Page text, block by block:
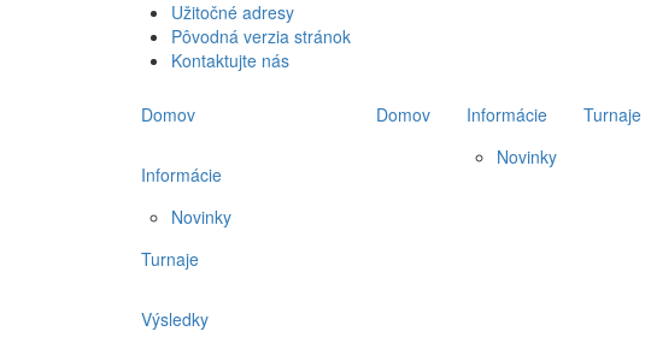
Užitočné adresy
Pôvodná verzia stránok
Kontaktujte nás
Domov
Informácie
Novinky
Turnaje
Výsledky
Domov
Informácie
Novinky
Turnaje